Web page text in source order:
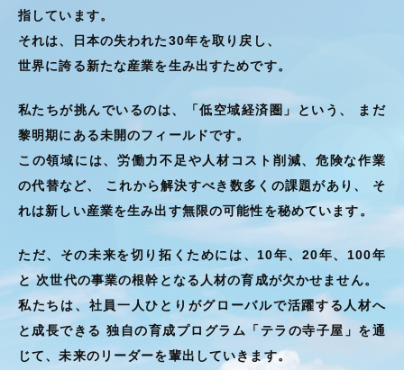
指しています。
それは、日本の失われた30年を取り戻し、
世界に誇る新たな産業を生み出すためです。
私たちが挑んでいるのは、「低空域経済圏」という、
まだ
黎明期にある未開のフィールドです。
この領域には、労働力不足や人材コスト削減、危険な作業
の代替など、
これから解決すべき数多くの課題があり、
そ
れは新しい産業を生み出す無限の可能性を秘めています。
ただ、その未来を切り拓くためには、10年、20年、100年
と次世代の事業の根幹となる人材の育成が欠かせません。
私たちは、社員一人ひとりがグローバルで活躍する人材へ
と成長できる 独自の育成プログラム「テラの寺子屋」を通
じて、未来のリーダーを輩出していきます。